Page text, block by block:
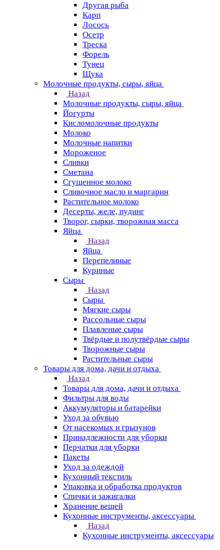
Другая рыба
Карп
Лосось
Осетр
Треска
Форель
Тунец
Щука
Молочные продукты, сыры, яйца
Назад
Молочные продукты, сыры, яйца
Йогурты
Кисломолочные продукты
Молоко
Молочные напитки
Мороженое
Сливки
Сметана
Сгущенное молоко
Сливочное масло и маргарин
Растительное молоко
Десерты, желе, пудинг
Творог, сырки, творожная масса
Яйца
Назад
Яйца
Перепелиные
Куриные
Сыры
Назад
Сыры
Мягкие сыры
Рассольные сыры
Плавленые сыры
Твёрдые и полутвёрдые сыры
Творожные сыры
Растительные сыры
Товары для дома, дачи и отдыха
Назад
Товары для дома, дачи и отдыха
Фильтры для воды
Аккумуляторы и батарейки
Уход за обувью
От насекомых и грызунов
Принадлежности для уборки
Перчатки для уборки
Пакеты
Уход за одеждой
Кухонный текстиль
Упаковка и обработка продуктов
Спички и зажигалки
Хранение вещей
Кухонные инструменты, аксессуары
Назад
Кухонные инструменты, аксессуары